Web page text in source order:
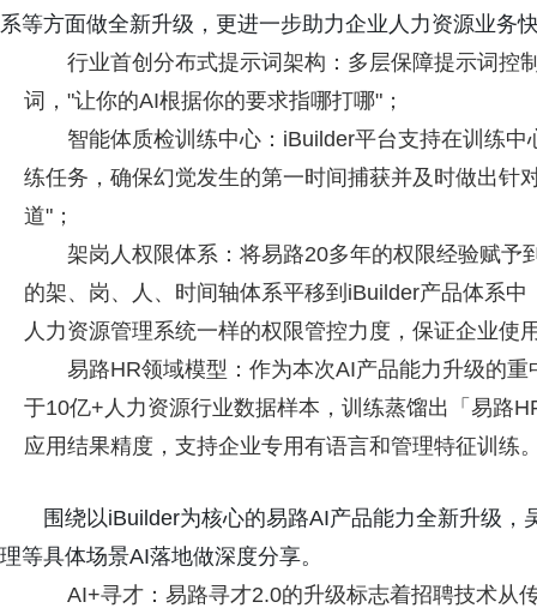
系等方面做全新升级，更进一步助力企业人力资源业务
行业首创分布式提示词架构：多层保障提示词控
词，"让你的AI根据你的要求指哪打哪"；
智能体质检训练中心：iBuilder平台支持在训练
练任务，确保幻觉发生的第一时间捕获并及时做出针
道"；
架岗人权限体系：将易路20多年的权限经验赋
的架、岗、人、时间轴体系平移到iBuilder产品体系
人力资源管理系统一样的权限管控力度，保证企业使
易路HR领域模型：作为本次AI产品能力升级的
于10亿+人力资源行业数据样本，训练蒸馏出「易路
应用结果精度，支持企业专用有语言和管理特征训练
围绕以iBuilder为核心的易路AI产品能力全新升级
理等具体场景AI落地做深度分享。
AI+寻才：易路寻才2.0的升级标志着招聘技术从